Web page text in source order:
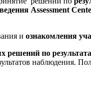
Assessment
и ознакомления
решений по
наблюдения.